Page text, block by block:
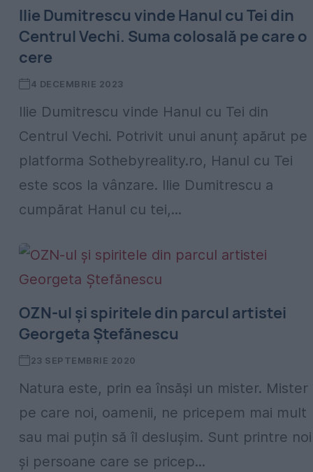
Ilie Dumitrescu vinde Hanul cu Tei din
Centrul Vechi. Suma colosală pe care o
cere
4 DECEMBRIE 2023
Ilie Dumitrescu vinde Hanul cu Tei din
Centrul Vechi. Potrivit unui anunț apărut pe
platforma Sothebyreality.ro, Hanul cu Tei
este scos la vânzare. Ilie Dumitrescu a
cumpărat Hanul cu tei,...
OZN-ul și spiritele din parcul artistei
Georgeta Ștefănescu
23 SEPTEMBRIE 2020
Natura este, prin ea însăși un mister. Mister
pe care noi, oamenii, ne pricepem mai mult
sau mai puțin să îl deslușim. Sunt printre noi
și persoane care se pricep...